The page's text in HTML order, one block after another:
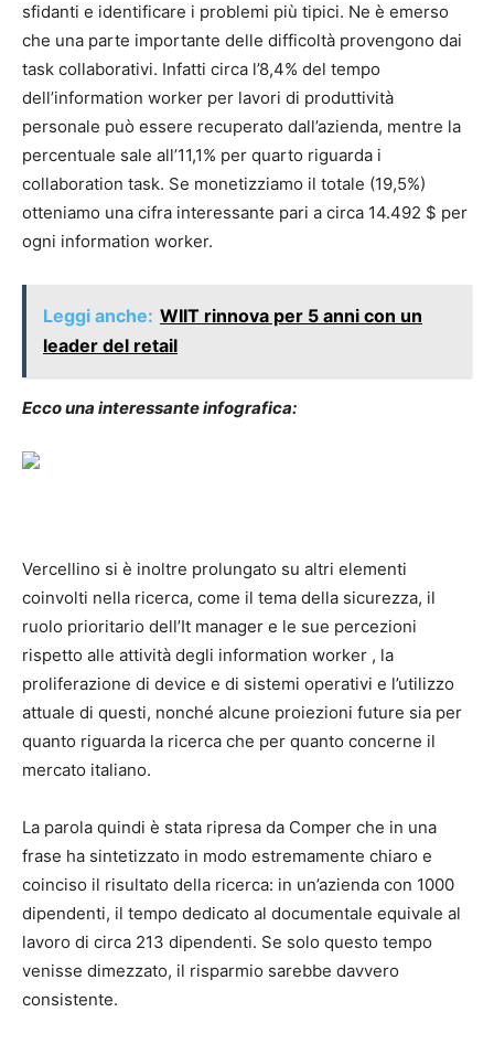
sfidanti e identificare i problemi più tipici. Ne è emerso
che una parte importante delle difficoltà provengono dai
task collaborativi. Infatti circa l’8,4% del tempo
dell’information worker per lavori di produttività
personale può essere recuperato dall’azienda, mentre la
percentuale sale all’11,1% per quarto riguarda i
collaboration task. Se monetizziamo il totale (19,5%)
otteniamo una cifra interessante pari a circa 14.492 $ per
ogni information worker.
Leggi anche: WIIT rinnova per 5 anni con un
leader del retail
Ecco una interessante infografica:
Vercellino si è inoltre prolungato su altri elementi
coinvolti nella ricerca, come il tema della sicurezza, il
ruolo prioritario dell’It manager e le sue percezioni
rispetto alle attività degli information worker , la
proliferazione di device e di sistemi operativi e l’utilizzo
attuale di questi, nonché alcune proiezioni future sia per
quanto riguarda la ricerca che per quanto concerne il
mercato italiano.
La parola quindi è stata ripresa da Comper che in una
frase ha sintetizzato in modo estremamente chiaro e
coinciso il risultato della ricerca: in un’azienda con 1000
dipendenti, il tempo dedicato al documentale equivale al
lavoro di circa 213 dipendenti. Se solo questo tempo
venisse dimezzato, il risparmio sarebbe davvero
consistente.